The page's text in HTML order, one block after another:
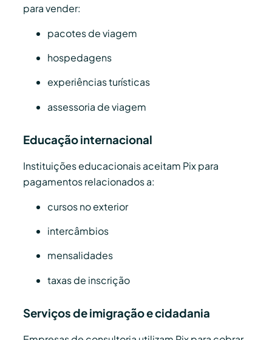
para vender:
pacotes de viagem
hospedagens
experiências turísticas
assessoria de viagem
Educação internacional
Instituições educacionais aceitam Pix para
pagamentos relacionados a:
cursos no exterior
intercâmbios
mensalidades
taxas de inscrição
Serviços de imigração e cidadania